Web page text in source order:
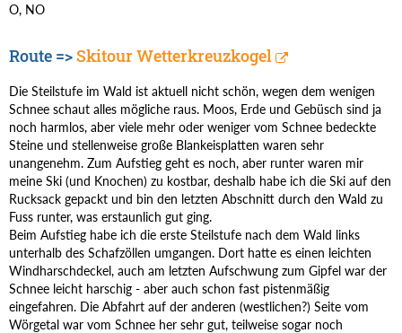
O, NO
Route => Skitour Wetterkreuzkogel
Die Steilstufe im Wald ist aktuell nicht schön, wegen dem wenigen
Schnee schaut alles mögliche raus. Moos, Erde und Gebüsch sind ja
noch harmlos, aber viele mehr oder weniger vom Schnee bedeckte
Steine und stellenweise große Blankeisplatten waren sehr
unangenehm. Zum Aufstieg geht es noch, aber runter waren mir
meine Ski (und Knochen) zu kostbar, deshalb habe ich die Ski auf den
Rucksack gepackt und bin den letzten Abschnitt durch den Wald zu
Fuss runter, was erstaunlich gut ging.
Beim Aufstieg habe ich die erste Steilstufe nach dem Wald links
unterhalb des Schafzöllen umgangen. Dort hatte es einen leichten
Windharschdeckel, auch am letzten Aufschwung zum Gipfel war der
Schnee leicht harschig - aber auch schon fast pistenmäßig
eingefahren. Die Abfahrt auf der anderen (westlichen?) Seite vom
Wörgetal war vom Schnee her sehr gut, teilweise sogar noch